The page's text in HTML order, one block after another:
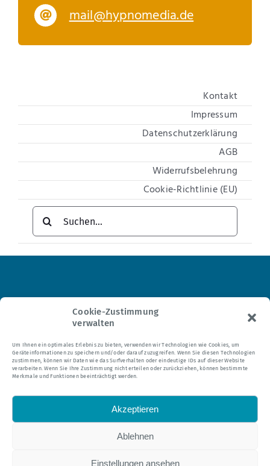
Cookie-Zustimmung
verwalten
Um Ihnen ein optimales Erlebnis zu bieten, verwenden wir Technologien wie Cookies, um
Geräteinformationen zu speichern und/oder darauf zuzugreifen. Wenn Sie diesen Technologien
zustimmen, können wir Daten wie das Surfverhalten oder eindeutige IDs auf dieser Website
verarbeiten. Wenn Sie Ihre Zustimmung nicht erteilen oder zurückziehen, können bestimmte
Merkmale und Funktionen beeinträchtigt werden.
Akzeptieren
Ablehnen
Einstellungen ansehen
mail@hypnomedia.de
Kontakt
Impressum
Datenschutzerklärung
AGB
Widerrufsbelehrung
Cookie-Richtlinie (EU)
Suche
nach:
Tel.: 0 21 04 – 95 24 35
E-Mail:mail@hypnomedia.de